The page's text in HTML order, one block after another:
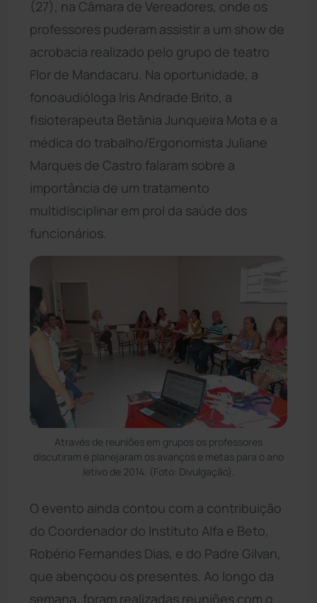
(27), na Câmara de Vereadores, onde os
professores puderam assistir a um show de
acrobacia realizado pelo grupo de teatro
Flor de Mandacaru. Na oportunidade, a
fonoaudióloga Iris Andrade Brito, a
fisioterapeuta Betânia Junqueira Mota e a
médica do trabalho/Ergonomista Juliane
Marques de Castro falaram sobre a
importância de um tratamento
multidisciplinar em prol da saúde dos
funcionários.
Através de reuniões em grupos os professores
discutiram e planejaram os avanços e metas para o ano
letivo de 2014. (Foto: Divulgação).
O evento ainda contou com a contribuição
do Coordenador do Instituto Alfa e Beto,
Robério Fernandes Dias, e do Padre Gilvan,
que abençoou os presentes. Ao longo da
semana, foram realizadas reuniões com o